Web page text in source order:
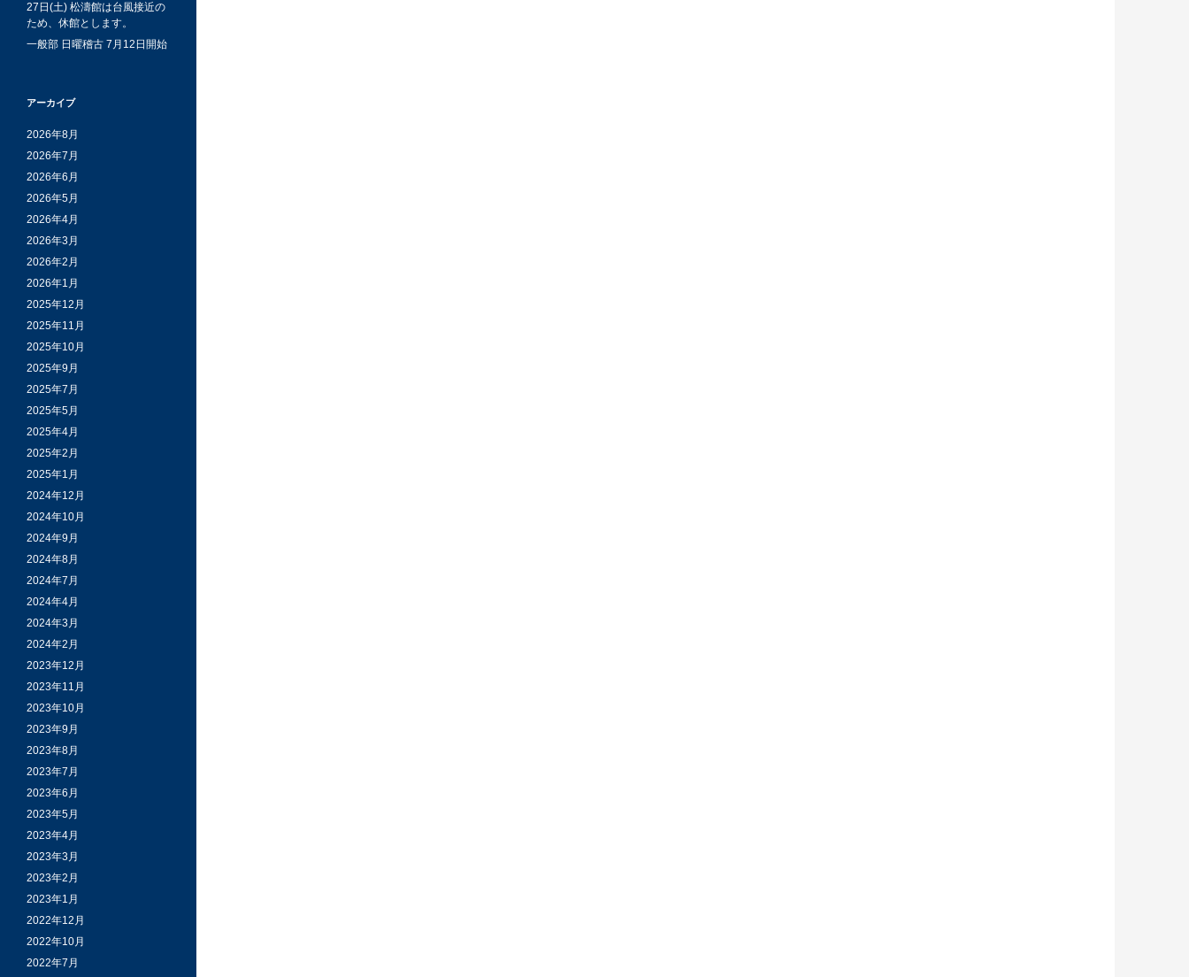
27日(土) 松濤館は台風接近の
ため、休館とします。
一般部 日曜稽古 7月12日開始
アーカイブ
2026年8月
2026年7月
2026年6月
2026年5月
2026年4月
2026年3月
2026年2月
2026年1月
2025年12月
2025年11月
2025年10月
2025年9月
2025年7月
2025年5月
2025年4月
2025年2月
2025年1月
2024年12月
2024年10月
2024年9月
2024年8月
2024年7月
2024年4月
2024年3月
2024年2月
2023年12月
2023年11月
2023年10月
2023年9月
2023年8月
2023年7月
2023年6月
2023年5月
2023年4月
2023年3月
2023年2月
2023年1月
2022年12月
2022年10月
2022年7月